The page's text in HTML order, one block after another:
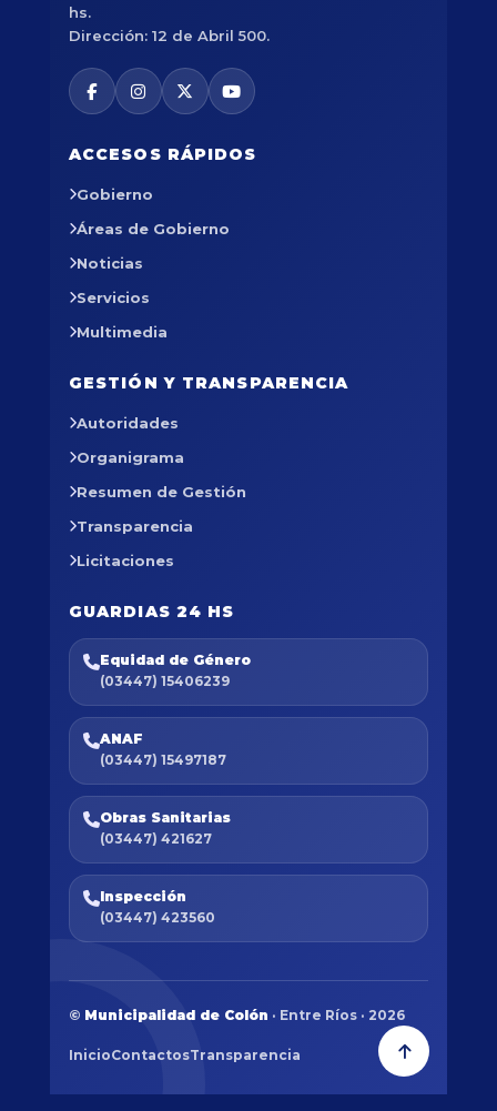
hs.
Dirección: 12 de Abril 500.
ACCESOS RÁPIDOS
Gobierno
Áreas de Gobierno
Noticias
Servicios
Multimedia
GESTIÓN Y TRANSPARENCIA
Autoridades
Organigrama
Resumen de Gestión
Transparencia
Licitaciones
GUARDIAS 24 HS
Equidad de Género
(03447) 15406239
ANAF
(03447) 15497187
Obras Sanitarias
(03447) 421627
Inspección
(03447) 423560
© Municipalidad de Colón · Entre Ríos · 2026
InicioContactosTransparencia